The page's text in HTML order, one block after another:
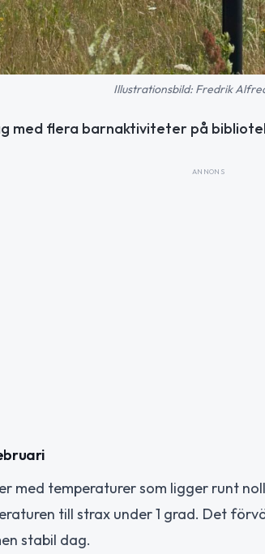
Illustrationsbild: Fredrik
med flera barnaktiviteter på
ANNONS
med temperaturer som ligger runt
till strax under 1 grad. Det
stabil dag.